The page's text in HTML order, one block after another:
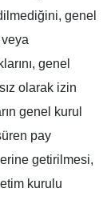
genel
genel
olarak izin
genel kurul
pay
getirilmesi,
kurulu